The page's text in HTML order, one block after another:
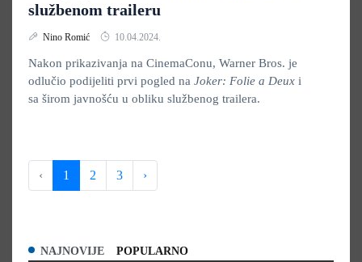
službenom traileru
Nino Romić 10.04.2024.
Nakon prikazivanja na CinemaConu, Warner Bros. je
odlučio podijeliti prvi pogled na Joker: Folie a Deux i
sa širom javnošću u obliku službenog trailera.
‹ 1 2 3 ›
NAJNOVIJE POPULARNO